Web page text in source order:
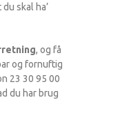
skal ha’
, og få
og fornuftig
23 30 95 00
du har brug